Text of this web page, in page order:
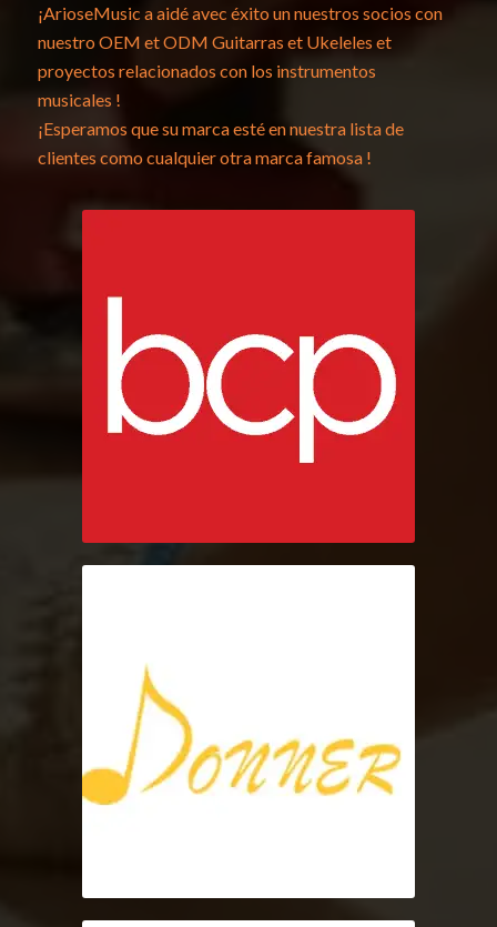
¡ArioseMusic a aidé avec éxito un nuestros socios con
nuestro OEM et ODM Guitarras et Ukeleles et
proyectos relacionados con los instrumentos
musicales !
¡Esperamos que su marca esté en nuestra lista de
clientes como cualquier otra marca famosa !